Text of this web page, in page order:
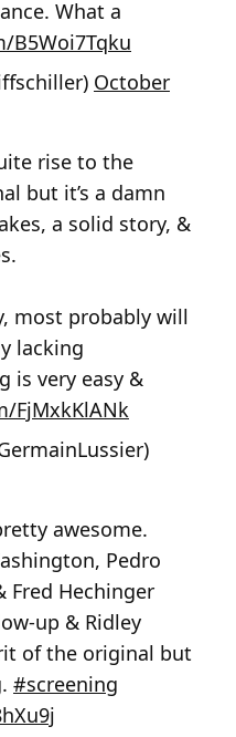
What a
B5Woi7Tqku
October
rise to the
but it’s a damn
a solid story, &
most probably will
lacking
is very easy &
FjMxkKlANk
awesome.
Pedro
Fred Hechinger
up & Ridley
of the original but
#screening